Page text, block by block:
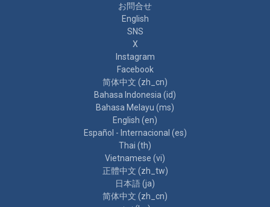
お問合せ
English
SNS
X
Instagram
Facebook
简体中文 ‎(zh_cn)‎
Bahasa Indonesia ‎(id)‎
Bahasa Melayu ‎(ms)‎
English ‎(en)‎
Español - Internacional ‎(es)‎
Thai ‎(th)‎
Vietnamese ‎(vi)‎
正體中文 ‎(zh_tw)‎
日本語 ‎(ja)‎
简体中文 ‎(zh_cn)‎